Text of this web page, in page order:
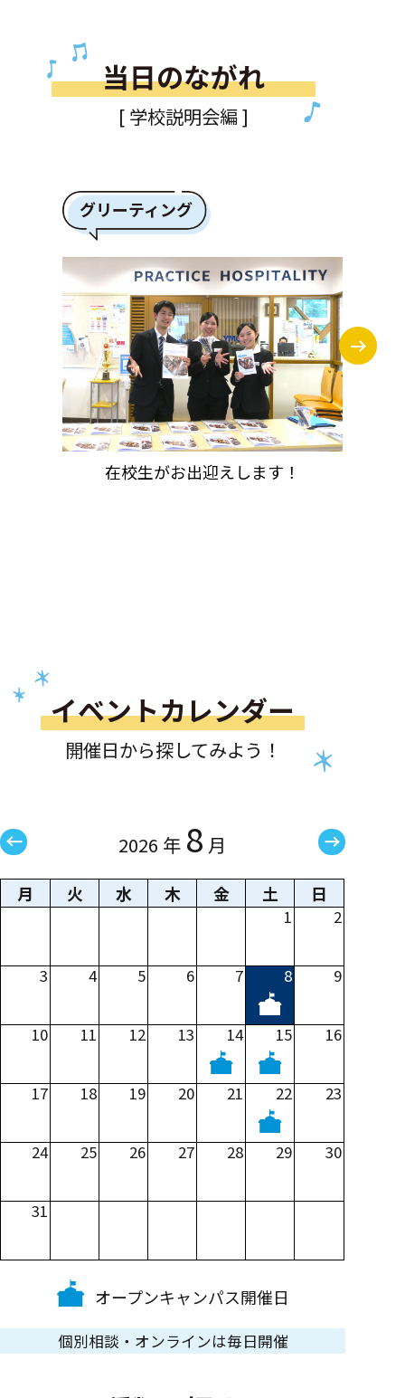
当日のながれ
[ 学校説明会編 ]
グリーティング
在校生がお出迎えします！
イベントカレンダー
開催日から探してみよう！
2026 年 8 月
月 火 水 木 金 土 日
1 2
3 4 5 6 7 8 9
10 11 12 13 14 15 16
17 18 19 20 21 22 23
24 25 26 27 28 29 30
31
オープンキャンパス開催日
個別相談・オンラインは毎日開催